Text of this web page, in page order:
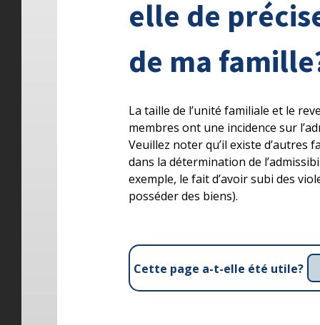
elle de
de ma
La taille de l’unité familiale et le
membres ont une incidence sur
Veuillez noter qu’il existe d’autres
dans la détermination de
exemple, le fait d’avoir subi des
posséder des biens).
Cette page a-t-elle été utile?